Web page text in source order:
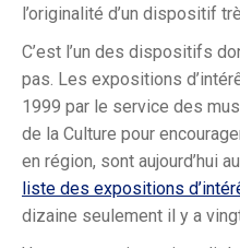
l’originalité d’un dispositif
C’est l’un des dispositifs
pas. Les expositions
1999 par le service des
de la Culture pour
en région, sont aujourd’hui
liste des expositions
dizaine seulement il y a